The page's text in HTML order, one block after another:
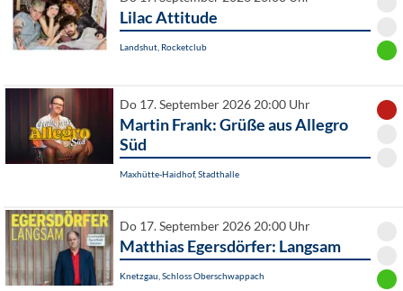
Lilac Attitude
Landshut, Rocketclub
Do 17. September 2026 20:00 Uhr
Martin Frank: Grüße aus Allegro
Süd
Maxhütte-Haidhof, Stadthalle
Do 17. September 2026 20:00 Uhr
Matthias Egersdörfer: Langsam
Knetzgau, Schloss Oberschwappach